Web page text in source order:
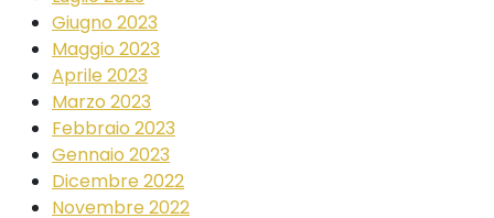
Giugno 2023
Maggio 2023
Aprile 2023
Marzo 2023
Febbraio 2023
Gennaio 2023
Dicembre 2022
Novembre 2022